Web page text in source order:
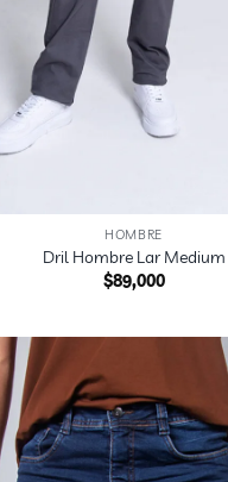
HOMBRE
Dril Hombre Lar Medium
$89,000